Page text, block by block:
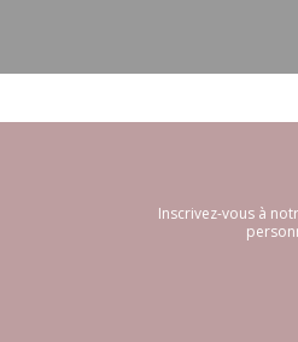
Inscrivez-vous à